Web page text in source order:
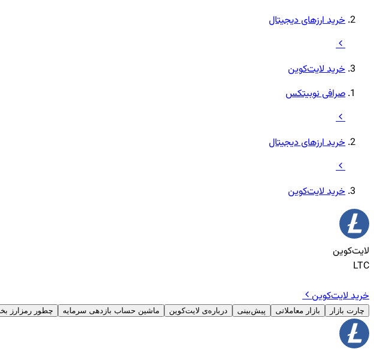
خرید ارزهای دیجیتال
خرید لایت‌کوین
صرافی نوبیتکس
خرید ارزهای دیجیتال
خرید لایت‌کوین
لایت‌کوین
LTC
خرید لایت‌کوین
چارت بازار بازار معاملاتی پیش‌بینی درباره‌ی لایت‌کوین ماشین حساب بازدهی سرمایه‌ چطور رمزارز